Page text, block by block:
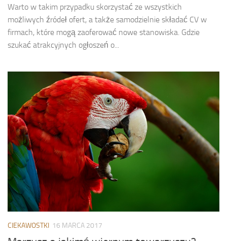
Warto w takim przypadku skorzystać ze wszystkich
możliwych źródeł ofert, a także samodzielnie składać CV w
firmach, które mogą zaoferować nowe stanowiska. Gdzie
szukać atrakcyjnych ogłoszeń o...
CIEKAWOSTKI 16 MARCA 2017